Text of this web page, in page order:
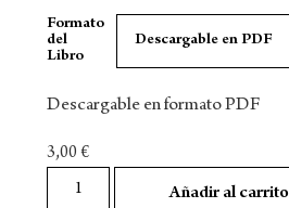
Formato
del
Libro
Descargable en formato PDF
3,00 €
Añadir al carrito